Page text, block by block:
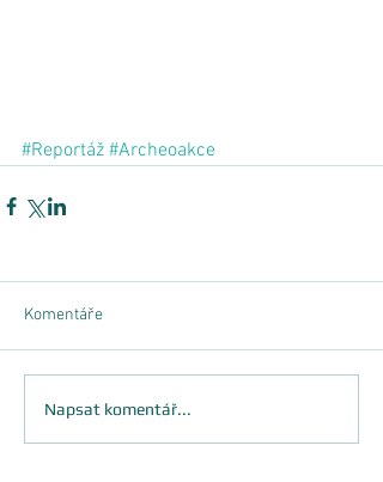
#Reportáž #Archeoakce
Komentáře
Napsat komentář...